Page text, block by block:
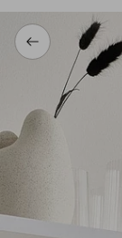
Tilbake